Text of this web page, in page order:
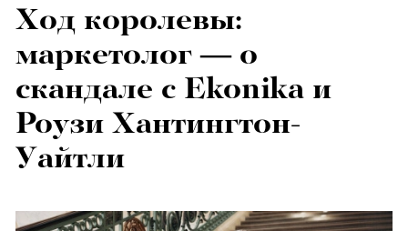
Ход королевы:
маркетолог — о
скандале с Ekonika и
Роузи Хантингтон-
Уайтли